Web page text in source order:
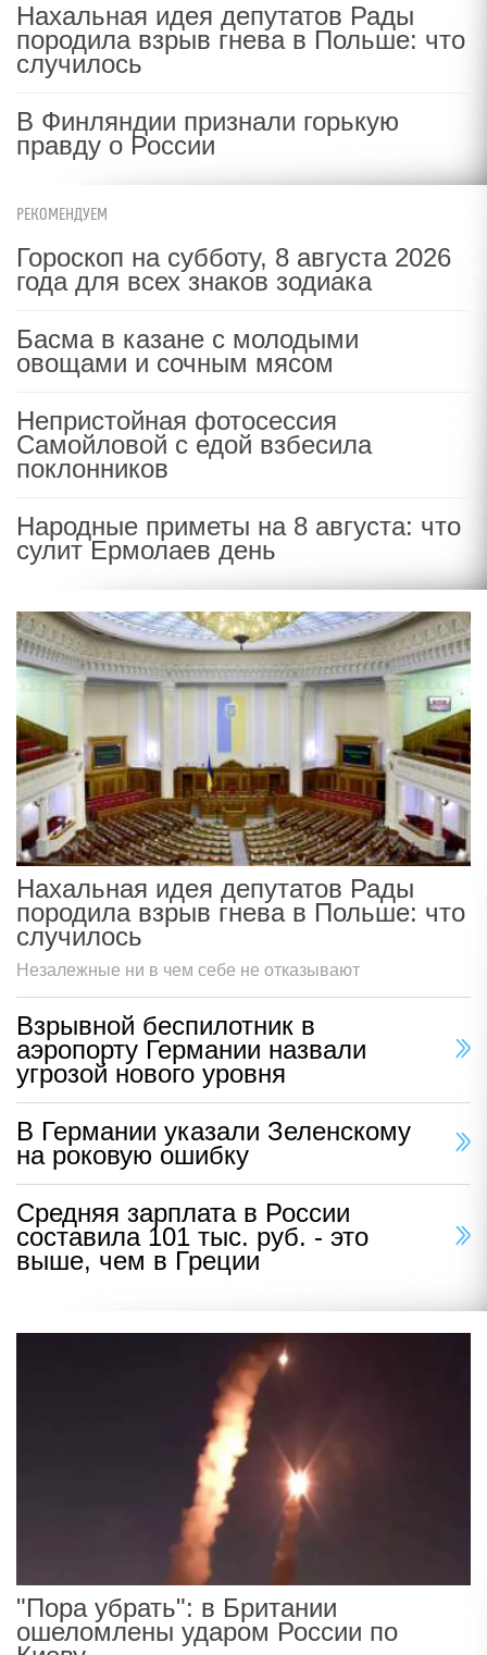
Нахальная идея депутатов Рады
породила взрыв гнева в Польше: что
случилось
В Финляндии признали горькую
правду о России
РЕКОМЕНДУЕМ
Гороскоп на субботу, 8 августа 2026
года для всех знаков зодиака
Басма в казане с молодыми
овощами и сочным мясом
Непристойная фотосессия
Самойловой с едой взбесила
поклонников
Народные приметы на 8 августа: что
сулит Ермолаев день
Нахальная идея депутатов Рады
породила взрыв гнева в Польше: что
случилось
Незалежные ни в чем себе не отказывают
Взрывной беспилотник в
аэропорту Германии назвали
угрозой нового уровня
В Германии указали Зеленскому
на роковую ошибку
Средняя зарплата в России
составила 101 тыс. руб. - это
выше, чем в Греции
"Пора убрать": в Британии
ошеломлены ударом России по